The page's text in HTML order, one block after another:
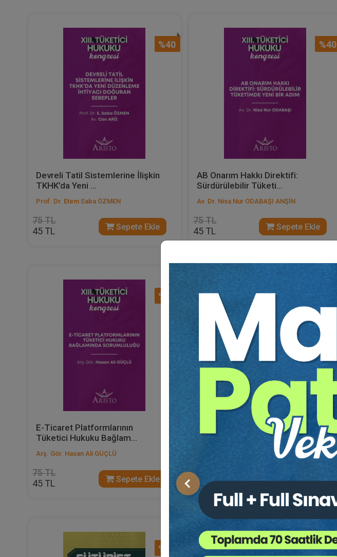
Önceki
%40
Devreli Tatil Sistemlerine İlişkin
TKHK’da Yeni ...
Prof. Dr. Etem Saba ÖZMEN
75 TL
45 TL Sepete Ekle
%40
AB Onarım Hakkı Direktifi:
Sürdürülebilir Tüketi...
Av. Dr. Nisa Nur ODABAŞI ANŞİN
75 TL
45 TL Sepete Ekle
%40
E-Ticaret Platformlarının
Tüketici Hukuku Bağlam...
Arş. Gör. Hasan Ali GÜÇLÜ
75 TL
45 TL Sepete Ekle
Ön Ödemeli Konut Satışı
Sözleşmelerinde Şekil
75 TL
45 TL Sepete Ekle
%40 %40